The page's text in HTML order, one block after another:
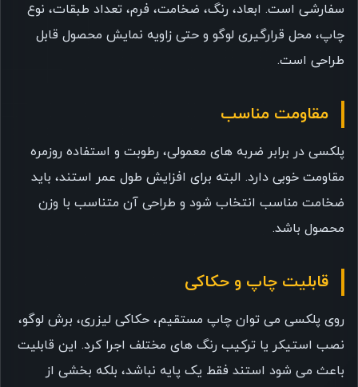
سفارشی است. ابعاد، رنگ، ضخامت، فرم، تعداد طبقات، نوع
چاپ، محل قرارگیری لوگو و حتی زاویه نمایش محصول قابل
طراحی است.
مقاومت مناسب
پلکسی در برابر ضربه های معمولی، رطوبت و استفاده روزمره
مقاومت خوبی دارد. البته برای افزایش طول عمر استند، باید
ضخامت مناسب انتخاب شود و طراحی آن متناسب با وزن
محصول باشد.
قابلیت چاپ و حکاکی
روی پلکسی می توان چاپ مستقیم، حکاکی لیزری، برش لوگو،
نصب استیکر یا ترکیب رنگ های مختلف اجرا کرد. این قابلیت
باعث می شود استند فقط یک پایه نباشد، بلکه بخشی از